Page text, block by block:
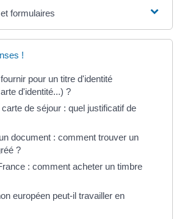
formulaires
!
pour un titre d'identité
d'identité...) ?
de séjour : quel justificatif de
document : comment trouver un
?
: comment acheter un timbre
européen peut-il travailler en